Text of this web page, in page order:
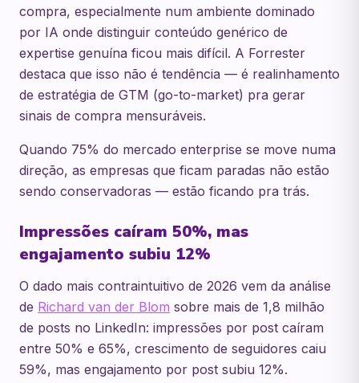
compra, especialmente num ambiente dominado
por IA onde distinguir conteúdo genérico de
expertise genuína ficou mais difícil. A Forrester
destaca que isso não é tendência — é realinhamento
de estratégia de GTM (go-to-market) pra gerar
sinais de compra mensuráveis.
Quando 75% do mercado enterprise se move numa
direção, as empresas que ficam paradas não estão
sendo conservadoras — estão ficando pra trás.
Impressões caíram 50%, mas
engajamento subiu 12%
O dado mais contraintuitivo de 2026 vem da análise
de Richard van der Blom sobre mais de 1,8 milhão
de posts no LinkedIn: impressões por post caíram
entre 50% e 65%, crescimento de seguidores caiu
59%, mas engajamento por post subiu 12%.